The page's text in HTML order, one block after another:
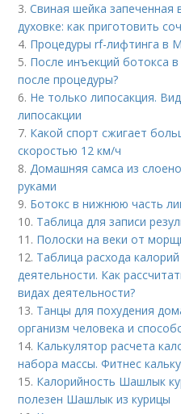
3.Свиная шейка запеченная
духовке: как приготовить
4. Процедуры rf-лифтинга в
5. После инъекций бoтoкса
после процедуры?
6. Не только липосакция.
липосакции
7. Какой спорт сжигает
скоростью 12 км/ч
8.Домашняя самса из
руками
9. Ботокс в нижнюю часть
10. Таблица для записи
11. Полоски на веки от
12. Таблица расхода
деятельности. Как
видах деятельности?
13. Танцы для похудения
организм человека и
14. Калькулятор расчета
набора массы. Фитнес
15. Калорийность Шашлык
полезен Шашлык из курицы